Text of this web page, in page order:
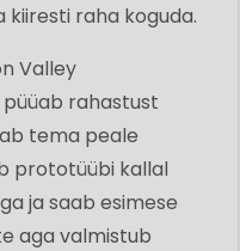
kiiresti raha koguda.
Valley
rahastust
tema peale
prototüübi kallal
ja saab esimese
aga valmistub